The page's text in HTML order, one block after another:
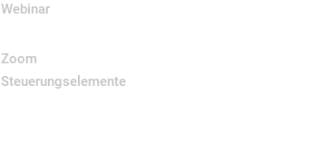
Webinar
Zoom
Steuerungselemente